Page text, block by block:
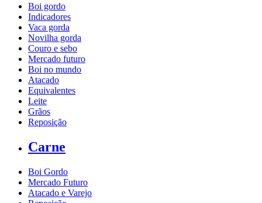
Boi gordo
Indicadores
Vaca gorda
Novilha gorda
Couro e sebo
Mercado futuro
Boi no mundo
Atacado
Equivalentes
Leite
Grãos
Reposição
Carne
Boi Gordo
Mercado Futuro
Atacado e Varejo